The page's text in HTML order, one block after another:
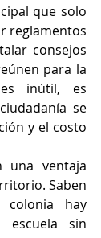
que solo
reglamentos
consejos
para la
inútil, es
se
y el costo
una ventaja
Saben
colonia hay
sin